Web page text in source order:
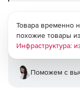
Товара временно
похожие товары
Инфраструктура:
Поможем с